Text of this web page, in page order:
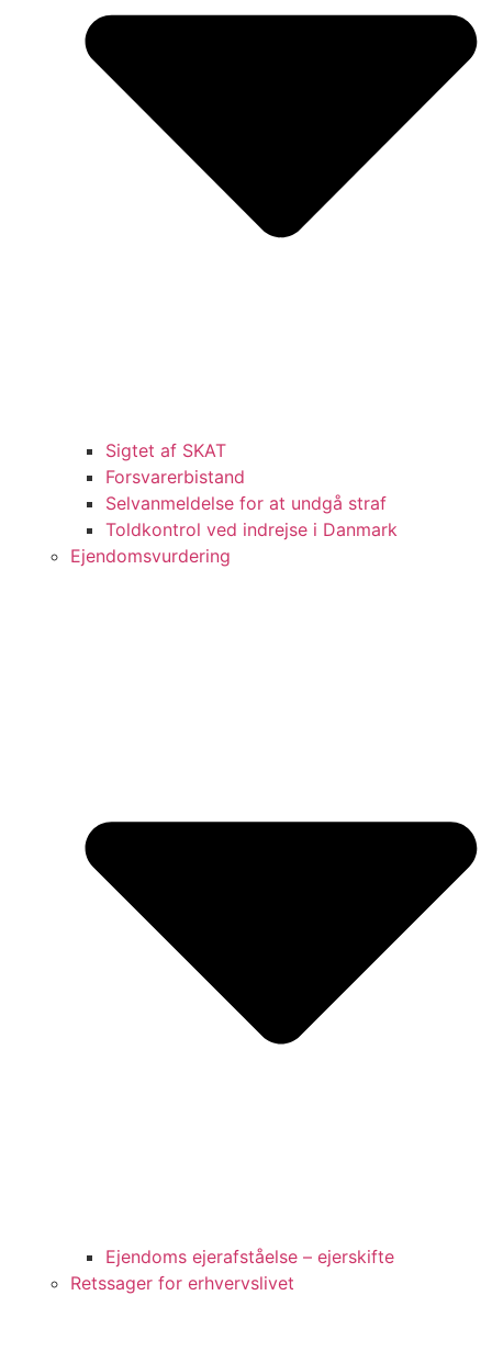
Sigtet af SKAT
Forsvarerbistand
Selvanmeldelse for at undgå straf
Toldkontrol ved indrejse i Danmark
Ejendomsvurdering
Ejendoms ejerafståelse – ejerskifte
Retssager for erhvervslivet